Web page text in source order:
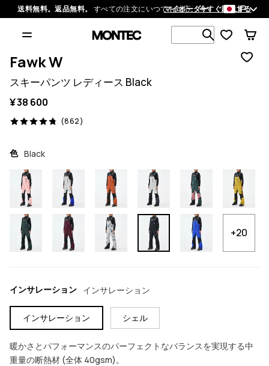
送料無料。返品無料。 すべての注文にいつでも対応。今すぐ購入する
マイオーダー JP
1 000以上
Fawk W
スキーパンツ レディース Black
¥ 38 600
(862)
862 レビュー, 4.8/5
色 Black
+20
インサレーション インサレーション
インサレーション シェル
暖かさとパフォーマンスのパーフェクトなバランスを実現する中
重量の断熱材 (全体 40gsm)。